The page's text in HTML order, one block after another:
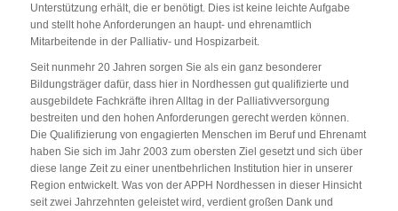
Unterstützung erhält, die er benötigt. Dies ist keine leichte Aufgabe
und stellt hohe Anforderungen an haupt- und ehrenamtlich
Mitarbeitende in der Palliativ- und Hospizarbeit.
Seit nunmehr 20 Jahren sorgen Sie als ein ganz besonderer
Bildungsträger dafür, dass hier in Nordhessen gut qualifizierte und
ausgebildete Fachkräfte ihren Alltag in der Palliativversorgung
bestreiten und den hohen Anforderungen gerecht werden können.
Die Qualifizierung von engagierten Menschen im Beruf und Ehrenamt
haben Sie sich im Jahr 2003 zum obersten Ziel gesetzt und sich über
diese lange Zeit zu einer unentbehrlichen Institution hier in unserer
Region entwickelt. Was von der APPH Nordhessen in dieser Hinsicht
seit zwei Jahrzehnten geleistet wird, verdient großen Dank und